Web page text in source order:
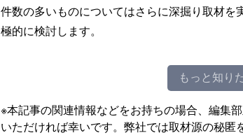
件数の多いものについてはさらに深掘り取材
極的に検討します。
もっと知り
※本記事の関連情報などをお持ちの場合、編集
いただければ幸いです。弊社では取材源の秘匿